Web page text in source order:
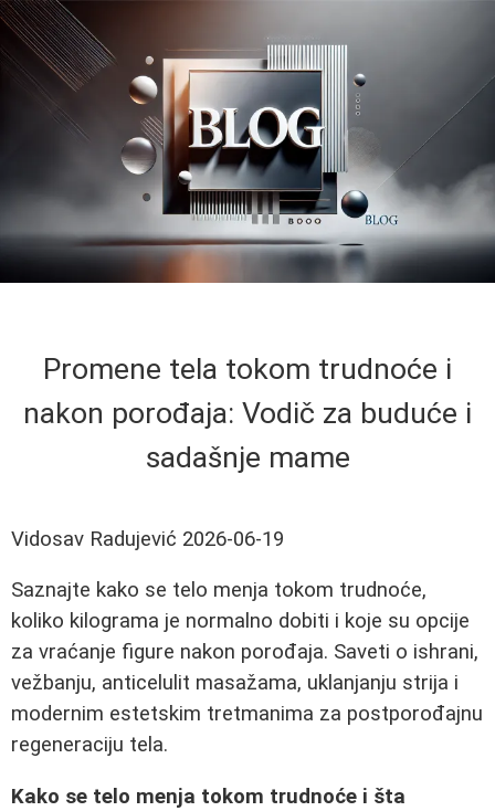
Promene tela tokom trudnoće i
nakon porođaja: Vodič za buduće i
sadašnje mame
Vidosav Radujević 2026-06-19
Saznajte kako se telo menja tokom trudnoće,
koliko kilograma je normalno dobiti i koje su opcije
za vraćanje figure nakon porođaja. Saveti o ishrani,
vežbanju, anticelulit masažama, uklanjanju strija i
modernim estetskim tretmanima za postporođajnu
regeneraciju tela.
Kako se telo menja tokom trudnoće i šta